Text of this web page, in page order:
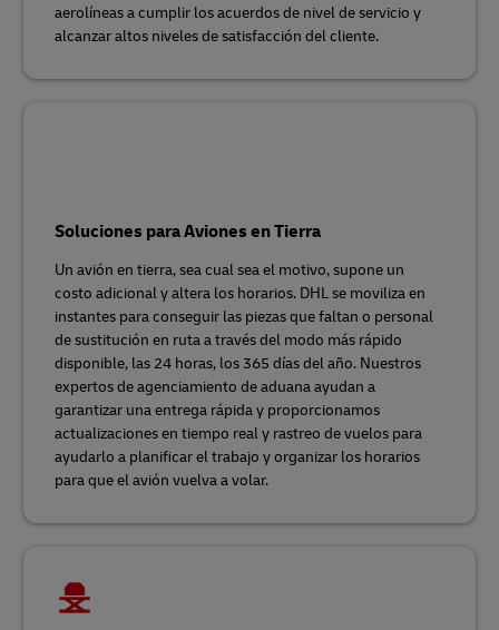
aerolíneas a cumplir los acuerdos de nivel de servicio y
alcanzar altos niveles de satisfacción del cliente.
Soluciones para Aviones en Tierra
Un avión en tierra, sea cual sea el motivo, supone un
costo adicional y altera los horarios. DHL se moviliza en
instantes para conseguir las piezas que faltan o personal
de sustitución en ruta a través del modo más rápido
disponible, las 24 horas, los 365 días del año. Nuestros
expertos de agenciamiento de aduana ayudan a
garantizar una entrega rápida y proporcionamos
actualizaciones en tiempo real y rastreo de vuelos para
ayudarlo a planificar el trabajo y organizar los horarios
para que el avión vuelva a volar.